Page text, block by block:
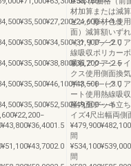
材加算または減
ピング形材色使
面）減算額いず
（クリア／クリ
線吸収ポリカー
吸収アクアシャ
クス使用側面換
ボネート（クリ
ート使用熱線吸
様内面デッキ立
イズ4尺出幅両側
間
間